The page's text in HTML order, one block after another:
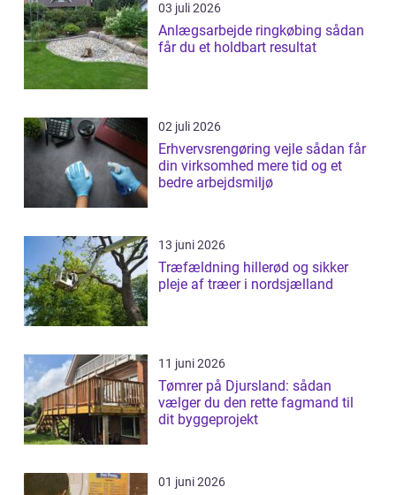
03 juli 2026
Anlægsarbejde ringkøbing sådan
får du et holdbart resultat
02 juli 2026
Erhvervsrengøring vejle sådan får
din virksomhed mere tid og et
bedre arbejdsmiljø
13 juni 2026
Træfældning hillerød og sikker
pleje af træer i nordsjælland
11 juni 2026
Tømrer på Djursland: sådan
vælger du den rette fagmand til
dit byggeprojekt
01 juni 2026